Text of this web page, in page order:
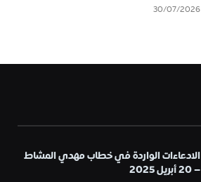
30/07/2026
الادعاءات الواردة في خطاب مهدي المشاط
– 20 أبريل 2025